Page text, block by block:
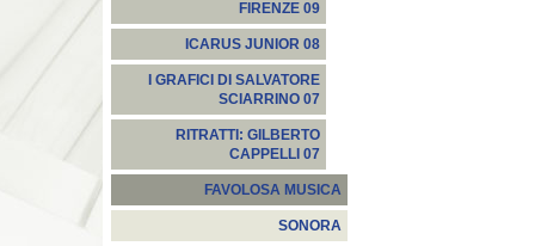
FIRENZE 09
ICARUS JUNIOR 08
I GRAFICI DI SALVATORE
SCIARRINO 07
RITRATTI: GILBERTO
CAPPELLI 07
FAVOLOSA MUSICA
SONORA